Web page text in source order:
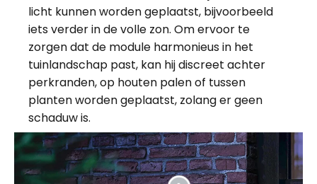
licht kunnen worden geplaatst, bijvoorbeeld
iets verder in de volle zon. Om ervoor te
zorgen dat de module harmonieus in het
tuinlandschap past, kan hij discreet achter
perkranden, op houten palen of tussen
planten worden geplaatst, zolang er geen
schaduw is.